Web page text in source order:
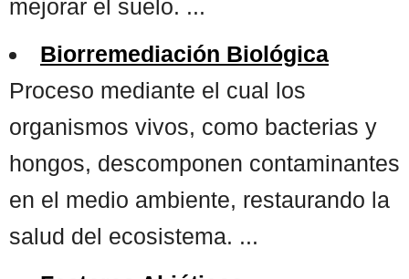
mejorar el suelo. ...
Biorremediación Biológica
Proceso mediante el cual los
organismos vivos, como bacterias y
hongos, descomponen contaminantes
en el medio ambiente, restaurando la
salud del ecosistema. ...